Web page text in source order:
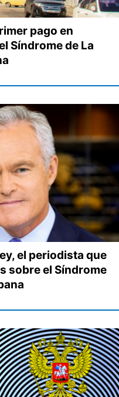
pago en
Síndrome de La
el periodista que
sobre el Síndrome